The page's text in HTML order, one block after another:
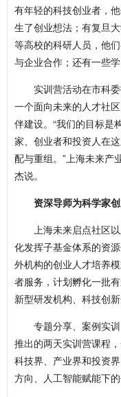
有年轻的科技创业者，
生了创业想法；有复旦
等高校的科研人员，他
与企业合作；还有一些
实训营活动在市科
一个面向未来的人才社
伴建设。“我们的目标是
家、创业者和投资人在
配与重组。”上海未来产
杰说。
资深导师为科学家
上海未来启点社区
化发挥子基金体系的资
外机构的创业人才培养
者服务，计划孵化一批
新型研发机构、科技创
专题分享、案例实
推出的两天实训营课程
科技界、产业界和投资
方向、人工智能赋能下